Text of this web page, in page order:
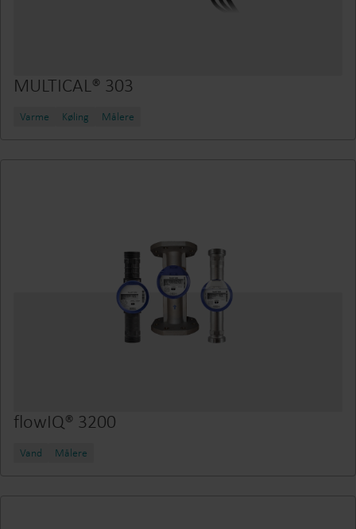
MULTICAL® 303
Varme Køling Målere
flowIQ® 3200
Vand Målere